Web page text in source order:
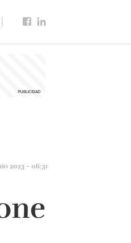
2023 - 06:31